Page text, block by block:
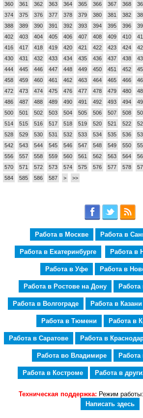
360
361 362 363 364 365 366 367 368
374
375 376 377 378 379 380 381 382
388
389 390 391 392 393 394 395 396
402
403 404 405 406 407 408 409 410
416
417 418 419 420 421 422 423 424
430
431 432 433 434 435 436 437 438
444
445 446 447 448 449 450 451 452
458
459 460 461 462 463 464 465 466
472
473 474 475 476 477 478 479 480
486
487 488 489 490 491 492 493 494
500
501 502 503 504 505 506 507 508
514
515 516 517 518 519 520 521 522
528
529 530 531 532 533 534 535 536
542
543 544 545 546 547 548 549 550
556
557 558 559 560 561 562 563 564
570
571 572 573 574 575 576 577 578
584
585 586 587 > >>
Работа в Москве Работа в
Работа в Екатеринбурге Работа в
Работа в Уфе Работа в
Работа в Ростове на Дону Работа
Работа в Волгограде Работа в Казани
Работа в Тюмени Работа в
Работа в Саратове Работа в
Работа во Владимире Работа
Работа в Костроме Работа в
Техническая поддержка: Режим
Написать здесь